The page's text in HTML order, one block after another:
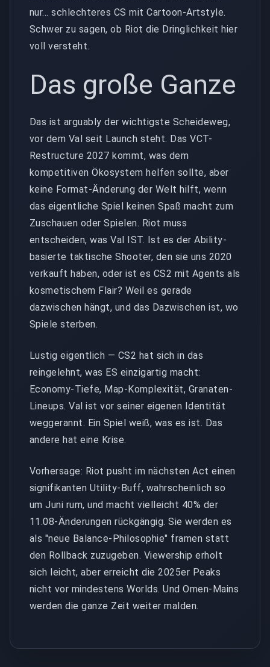
nur... schlechteres CS mit Cartoon-Artstyle.
Schwer zu sagen, ob Riot die Dringlichkeit hier
voll versteht.
Das große Ganze
Das ist arguably der wichtigste Scheideweg,
vor dem Val seit Launch steht. Das VCT-
Restructure 2027 kommt, was dem
kompetitiven Ökosystem helfen sollte, aber
keine Format-Änderung der Welt hilft, wenn
das eigentliche Spiel keinen Spaß macht zum
Zuschauen oder Spielen. Riot muss
entscheiden, was Val IST. Ist es der Ability-
basierte taktische Shooter, den sie uns 2020
verkauft haben, oder ist es CS2 mit Agents als
kosmetischem Flair? Weil es gerade
dazwischen hängt, und das Dazwischen ist, wo
Spiele sterben.
Lustig eigentlich — CS2 hat sich in das
reingelehnt, was ES einzigartig macht:
Economy-Tiefe, Map-Komplexität, Granaten-
Lineups. Val ist vor seiner eigenen Identität
weggerannt. Ein Spiel weiß, was es ist. Das
andere hat eine Krise.
Vorhersage: Riot pusht im nächsten Act einen
signifikanten Utility-Buff, wahrscheinlich so
um Juni rum, und macht vielleicht 40% der
11.08-Änderungen rückgängig. Sie werden es
als "neue Balance-Philosophie" framen statt
den Rollback zuzugeben. Viewership erholt
sich leicht, aber erreicht die 2025er Peaks
nicht vor mindestens Worlds. Und Omen-Mains
werden die ganze Zeit weiter malden.